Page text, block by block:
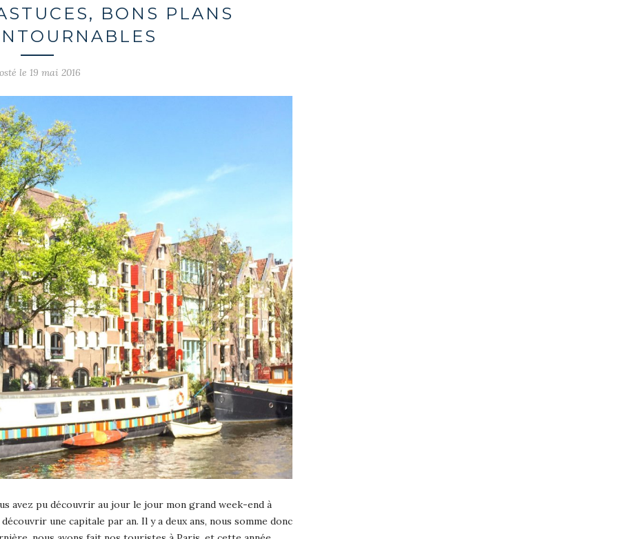
BONS PLANS
le 19 mai 2016
avez pu découvrir au jour le jour mon grand week-end à
une capitale par an. Il y a deux ans, nous somme donc